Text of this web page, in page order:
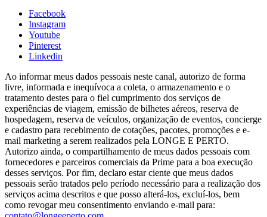
Facebook
Instagram
Youtube
Pinterest
Linkedin
Ao informar meus dados pessoais neste canal, autorizo de forma
livre, informada e inequívoca a coleta, o armazenamento e o
tratamento destes para o fiel cumprimento dos serviços de
experiências de viagem, emissão de bilhetes aéreos, reserva de
hospedagem, reserva de veículos, organização de eventos, concierge
e cadastro para recebimento de cotações, pacotes, promoções e e-
mail marketing a serem realizados pela LONGE E PERTO.
Autorizo ainda, o compartilhamento de meus dados pessoais com
fornecedores e parceiros comerciais da Prime para a boa execução
desses serviços. Por fim, declaro estar ciente que meus dados
pessoais serão tratados pelo período necessário para a realização dos
serviços acima descritos e que posso alterá-los, excluí-los, bem
como revogar meu consentimento enviando e-mail para: